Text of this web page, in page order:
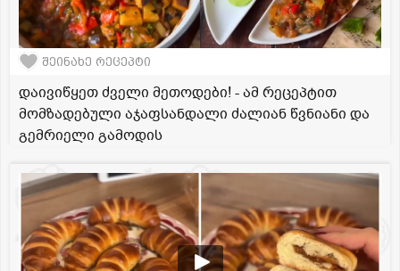
შეინახე რეცეპტი
დაივიწყეთ ძველი მეთოდები! - ამ რეცეპტით
მომზადებული აჯაფსანდალი ძალიან წვნიანი და
გემრიელი გამოდის